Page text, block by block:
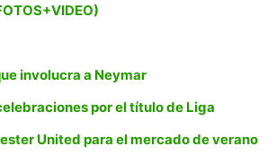
involucra a Neymar
por el título de Liga
United para el mercado de verano